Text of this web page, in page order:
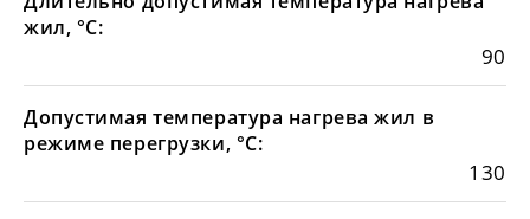
жил, °С:
90
Допустимая температура нагрева жил в
режиме перегрузки, °С:
130